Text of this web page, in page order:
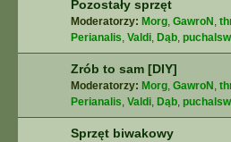
Pozostały sprzęt
Moderatorzy: Morg, GawroN ,
Perianalis, Valdi, Dąb, puchalsw
Zrób to sam [DIY]
Moderatorzy: Morg, GawroN ,
Perianalis, Valdi, Dąb, puchalsw
Sprzęt biwakowy